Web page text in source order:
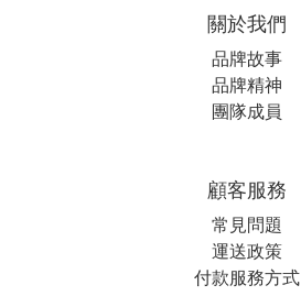
關於我們
品牌故事
品牌精神
團隊成員
顧客服務
常見問題
運送政策
付款服務方式